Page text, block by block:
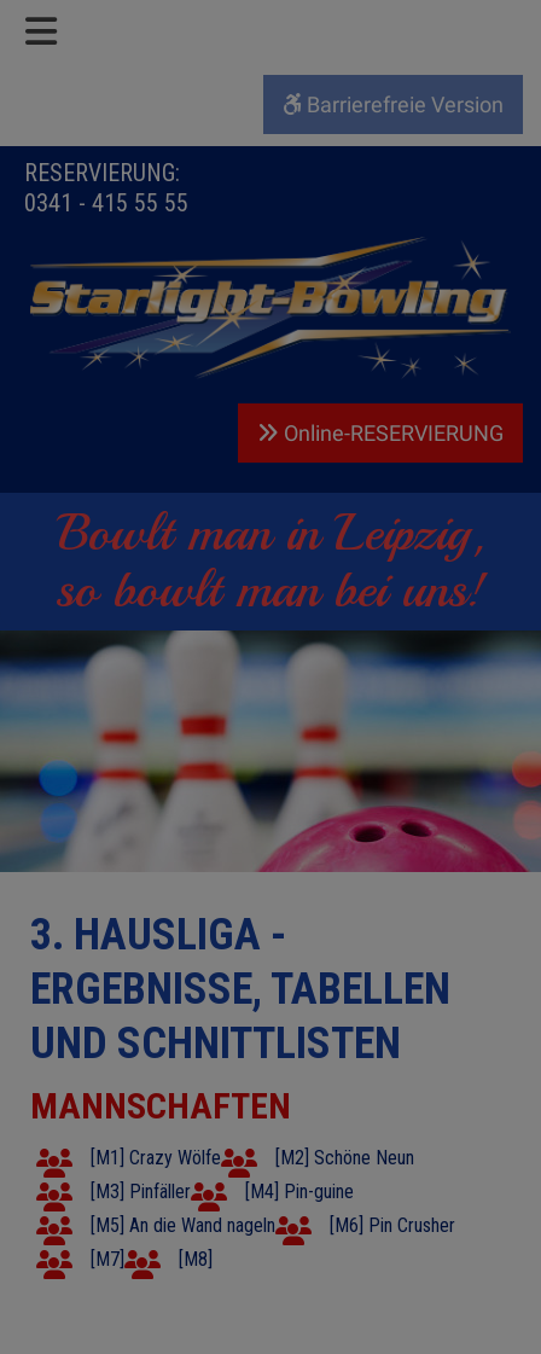
Barrierefreie Version
RESERVIERUNG:
0341 - 415 55 55
Online-RESERVIERUNG
Bowlt man in Leipzig,
so bowlt man bei uns!
3. HAUSLIGA -
ERGEBNISSE, TABELLEN
UND SCHNITTLISTEN
MANNSCHAFTEN
[M1] Crazy Wölfe
[M2] Schöne Neun
[M3] Pinfäller
[M4] Pin-guine
[M5] An die Wand nageln
[M6] Pin Crusher
[M7]
[M8]